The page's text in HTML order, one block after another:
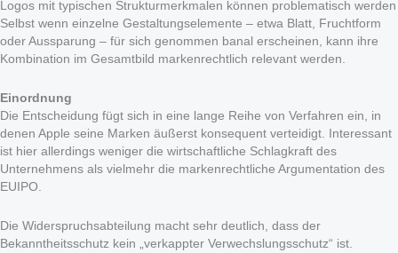
Logos mit typischen Strukturmerkmalen können problematisch werden
Selbst wenn einzelne Gestaltungselemente – etwa Blatt, Fruchtform
oder Aussparung – für sich genommen banal erscheinen, kann ihre
Kombination im Gesamtbild markenrechtlich relevant werden.
Einordnung
Die Entscheidung fügt sich in eine lange Reihe von Verfahren ein, in
denen Apple seine Marken äußerst konsequent verteidigt. Interessant
ist hier allerdings weniger die wirtschaftliche Schlagkraft des
Unternehmens als vielmehr die markenrechtliche Argumentation des
EUIPO.
Die Widerspruchsabteilung macht sehr deutlich, dass der
Bekanntheitsschutz kein „verkappter Verwechslungsschutz“ ist.